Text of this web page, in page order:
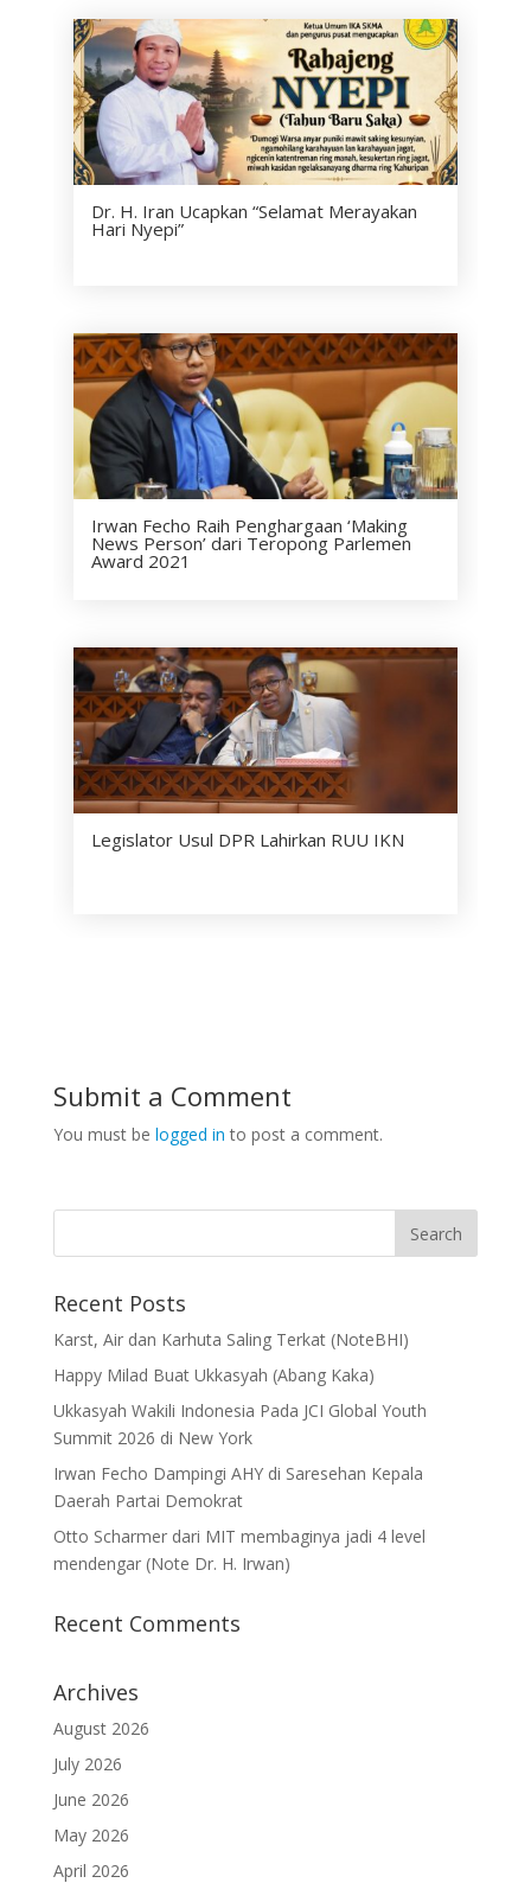
Dr. H. Iran Ucapkan “Selamat Merayakan
Hari Nyepi”
Irwan Fecho Raih Penghargaan ‘Making
News Person’ dari Teropong Parlemen
Award 2021
Legislator Usul DPR Lahirkan RUU IKN
Submit a Comment
You must be logged in to post a comment.
Recent Posts
Karst, Air dan Karhuta Saling Terkat (NoteBHI)
Happy Milad Buat Ukkasyah (Abang Kaka)
Ukkasyah Wakili Indonesia Pada JCI Global Youth
Summit 2026 di New York
Irwan Fecho Dampingi AHY di Saresehan Kepala
Daerah Partai Demokrat
Otto Scharmer dari MIT membaginya jadi 4 level
mendengar (Note Dr. H. Irwan)
Recent Comments
Archives
August 2026
July 2026
June 2026
May 2026
April 2026